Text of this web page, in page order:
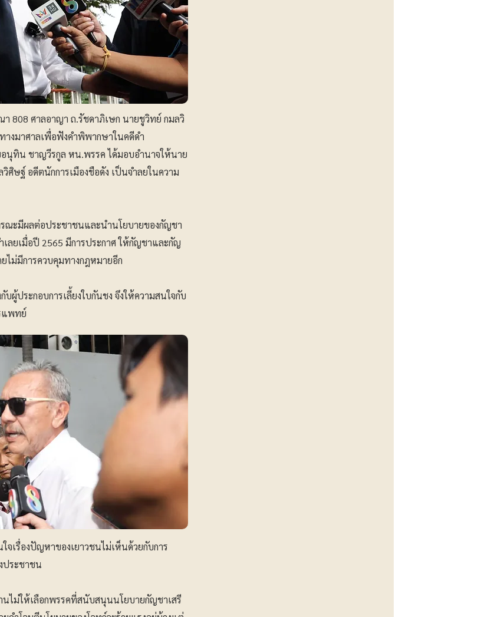
808 ศาลอาญา ถ.รัชดาภิเษก นายชูวิทย์ กมลวิ
างมาศาลเพื่อฟังคำพิพากษาในคดีดำ
นุทิน ชาญวีรกูล หน.พรรค ได้มอบอำนาจให้นาย
ษฐ์ อดีตนักการเมืองชือดัง เป็นจำลยในความ
ณะมีผลต่อประชาชนและนำนโยบายของกัญชา
เลยเมื่อปี 2565 มีการประกาศ ให้กัญชาและกัญ
ไม่มีการควบคุมทางกฎหมายอีก
บผู้ประกอบการเลี้ยงใบกันชง จึงให้ความสนใจกับ
แพทย์
จเรื่องปัญหาของเยาวชนไม่เห็นด้วยกับการ
ประชาชน
นไม่ให้เลือกพรรคที่สนับสนุนนโยบายกัญชาเสรี